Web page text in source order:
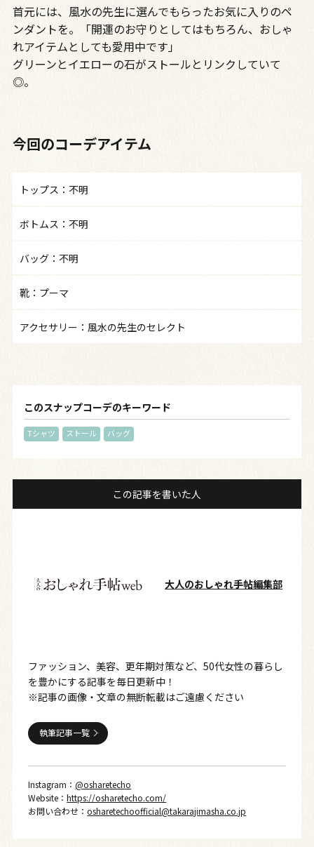
首元には、風水の先生に選んでもらったお気に入りのペ
ンダントを。「開運のお守りとしてはもちろん、おしゃ
れアイテムとしても愛用中です」
グリーンとイエローの石がストールとリンクしていて
◎。
今回のコーデアイテム
トップス：不明
ボトムス：不明
バッグ：不明
靴：プーマ
アクセサリー：風水の先生のセレクト
このスナップコーデのキーワード
Tシャツ ストール バッグ
この記事を書いた人
大人のおしゃれ手帖編集部
ファッション、美容、更年期対策など、50代女性の暮らし
を豊かにする記事を毎日更新中！
※記事の画像・文章の無断転載はご遠慮ください
執筆記事一覧
Instagram：@osharetecho
Website：https://osharetecho.com/
お問い合わせ：osharetechoofficial@takarajimasha.co.jp